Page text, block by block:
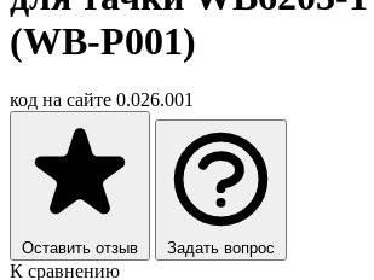
(WB-P001)
код на сайте 0.026.001
Оставить отзыв Задать вопрос
К сравнению